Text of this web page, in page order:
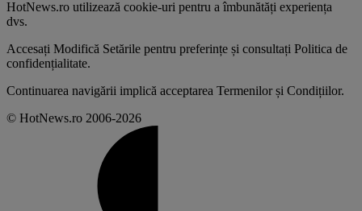
HotNews.ro utilizează cookie-uri pentru a îmbunătăți experiența
dvs.
Accesați Modifică Setările pentru preferințe și consultați Politica de
confidențialitate.
Continuarea navigării implică acceptarea Termenilor și Condițiilor.
© HotNews.ro 2006-2026